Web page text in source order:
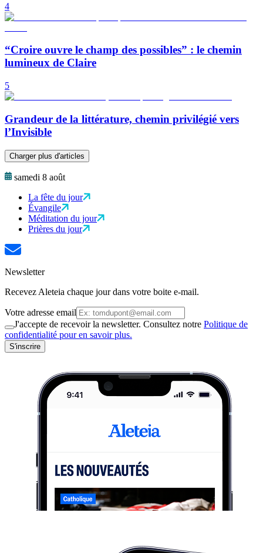
4
“Croire ouvre le champ des possibles” : le chemin
lumineux de Claire
5
Grandeur de la littérature, chemin privilégié vers
l’Invisible
Charger plus d'articles
samedi 8 août
La fête du jour
Évangile
Méditation du jour
Prières du jour
Newsletter
Recevez Aleteia chaque jour dans votre boite e-mail.
Votre adresse email
J'accepte de recevoir la newsletter. Consultez notre Politique de
confidentialité pour en savoir plus.
S'inscrire